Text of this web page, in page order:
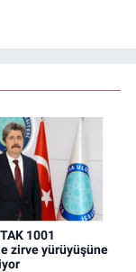
1001
zirve yürüyüşüne